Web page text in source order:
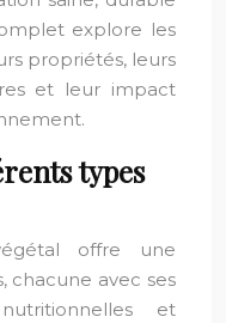
explore les
propriétés, leurs
et leur impact
types
offre une
chacune avec ses
et